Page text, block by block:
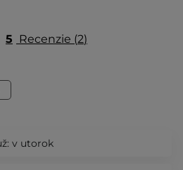
5 Recenzie 2
v utorok